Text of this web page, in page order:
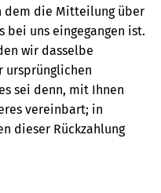
dem die Mitteilung über
bei uns eingegangen ist.
wir dasselbe
ursprünglichen
sei denn, mit Ihnen
vereinbart; in
dieser Rückzahlung